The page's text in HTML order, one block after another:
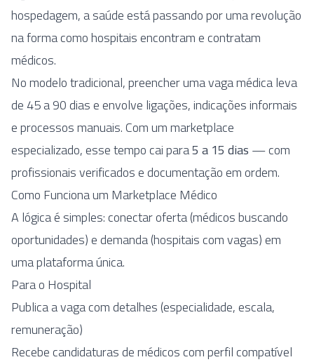
hospedagem, a saúde está passando por uma revolução
na forma como hospitais encontram e contratam
médicos.
No modelo tradicional, preencher uma vaga médica leva
de 45 a 90 dias e envolve ligações, indicações informais
e processos manuais. Com um marketplace
especializado, esse tempo cai para5 a 15 dias — com
profissionais verificados e documentação em ordem.
Como Funciona um Marketplace Médico
A lógica é simples: conectar oferta (médicos buscando
oportunidades) e demanda (hospitais com vagas) em
uma plataforma única.
Para o Hospital
Publica a vaga com detalhes (especialidade, escala,
remuneração)
Recebe candidaturas de médicos com perfil compatível